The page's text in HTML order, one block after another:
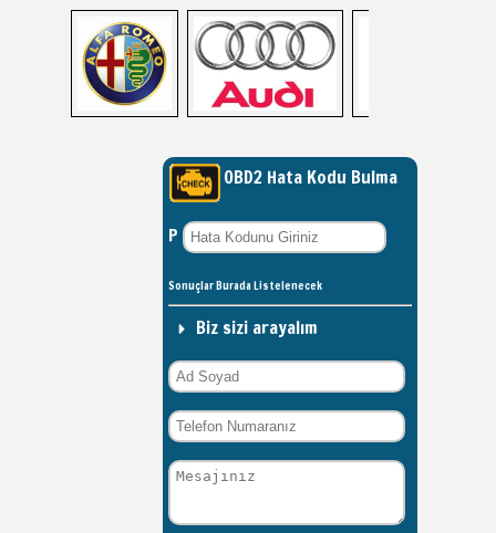
OBD2 Hata Kodu Bulma
P
Sonuçlar Burada Listelenecek
Biz sizi arayalım